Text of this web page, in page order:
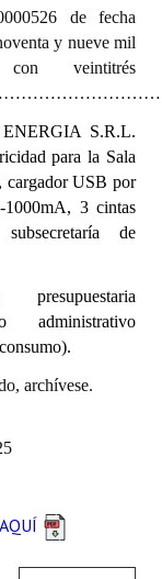
de fecha
y nueve mil
veintitrés
S.R.L.
para la Sala
cargador USB por
1000mA, 3 cintas
de
administrativo
archívese.